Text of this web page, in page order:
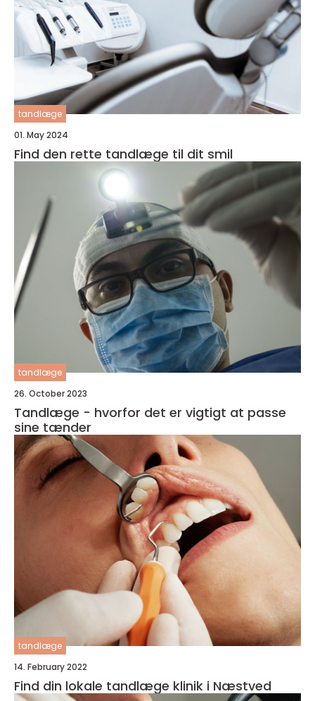
tandlæge
01. May 2024
Find den rette tandlæge til dit smil
tandlæge
26. October 2023
Tandlæge - hvorfor det er vigtigt at passe
sine tænder
tandlæge
14. February 2022
Find din lokale tandlæge klinik i Næstved